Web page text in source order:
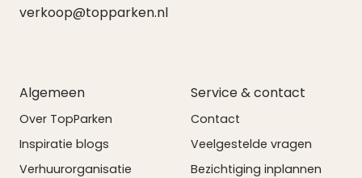
verkoop@topparken.nl
Algemeen
Over TopParken
Inspiratie blogs
Verhuurorganisatie
Service & contact
Contact
Veelgestelde vragen
Bezichtiging inplannen